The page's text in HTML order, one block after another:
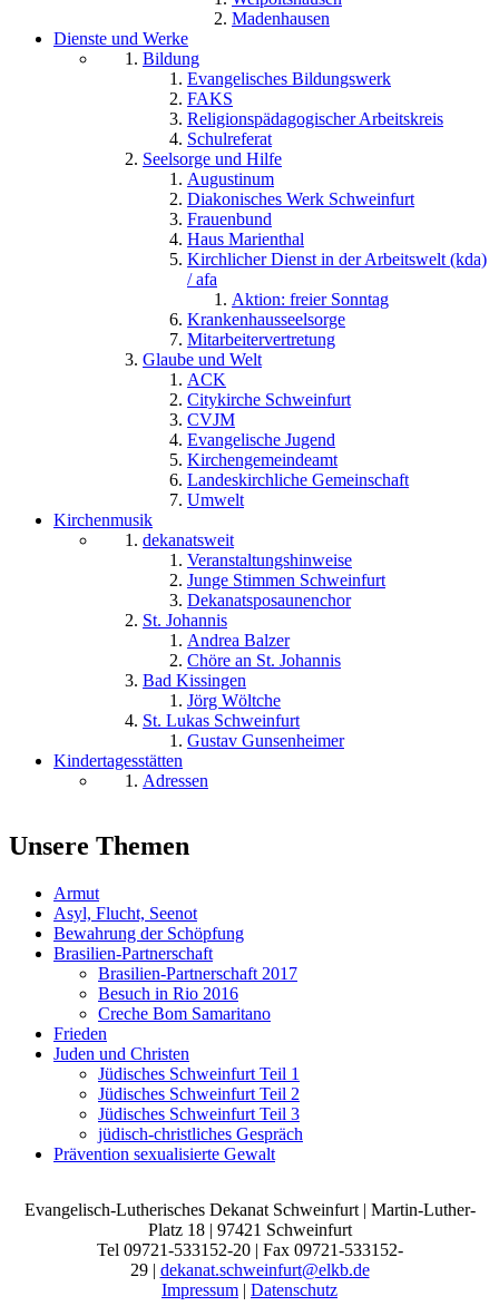
Madenhausen
Dienste und Werke
Bildung
Evangelisches Bildungswerk
FAKS
Religionspädagogischer Arbeitskreis
Schulreferat
Seelsorge und Hilfe
Augustinum
Diakonisches Werk Schweinfurt
Frauenbund
Haus Marienthal
Kirchlicher Dienst in der Arbeitswelt (kda)
/ afa
Aktion: freier Sonntag
Krankenhausseelsorge
Mitarbeitervertretung
Glaube und Welt
ACK
Citykirche Schweinfurt
CVJM
Evangelische Jugend
Kirchengemeindeamt
Landeskirchliche Gemeinschaft
Umwelt
Kirchenmusik
dekanatsweit
Veranstaltungshinweise
Junge Stimmen Schweinfurt
Dekanatsposaunenchor
St. Johannis
Andrea Balzer
Chöre an St. Johannis
Bad Kissingen
Jörg Wöltche
St. Lukas Schweinfurt
Gustav Gunsenheimer
Kindertagesstätten
Adressen
Unsere Themen
Armut
Asyl, Flucht, Seenot
Bewahrung der Schöpfung
Brasilien-Partnerschaft
Brasilien-Partnerschaft 2017
Besuch in Rio 2016
Creche Bom Samaritano
Frieden
Juden und Christen
Jüdisches Schweinfurt Teil 1
Jüdisches Schweinfurt Teil 2
Jüdisches Schweinfurt Teil 3
jüdisch-christliches Gespräch
Prävention sexualisierte Gewalt
Evangelisch-Lutherisches Dekanat Schweinfurt | Martin-Luther-
Platz 18 | 97421 Schweinfurt
Tel 09721-533152-20 | Fax 09721-533152-
29 | dekanat.schweinfurt@elkb.de
Impressum | Datenschutz